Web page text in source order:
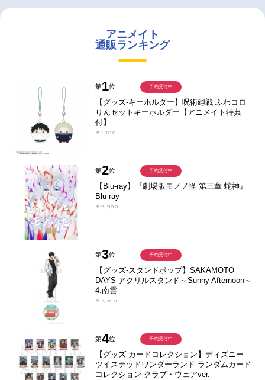
アニメイト
通販ランキング
第1位
【グッズ-キーホルダー】呪術廻戦 ふわコロ
りんセットキーホルダー【アニメイト特典
付】
￥1,100
予約受付中
第2位
【Blu-ray】『劇場版モノノ怪 第三章 蛇神』
Blu-ray
￥9,900
予約受付中
第3位
【グッズ-スタンドポップ】SAKAMOTO
DAYS アクリルスタンド～Sunny Afternoon～
4.南雲
￥2,200
予約受付中
第4位
【グッズ-カードコレクション】ディズニー
ツイステッドワンダーランド ランダムカード
コレクション クラブ・ウェアver.
予約受付中